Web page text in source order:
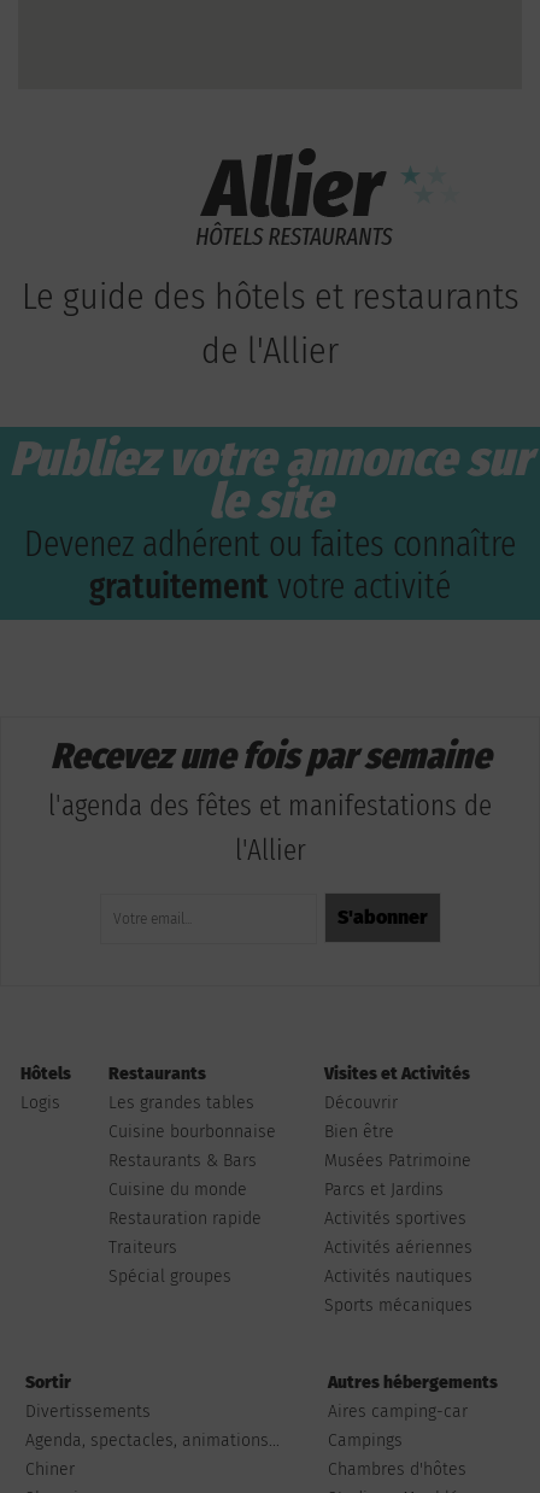
Le guide des hôtels et restaurants
de l'Allier
Publiez votre annonce sur
le site
Devenez adhérent ou faites connaître
gratuitement votre activité
Recevez une fois par semaine
l'agenda des fêtes et manifestations de
l'Allier
Hôtels
Logis
Restaurants
Les grandes tables
Cuisine bourbonnaise
Restaurants & Bars
Cuisine du monde
Restauration rapide
Traiteurs
Spécial groupes
Visites et Activités
Découvrir
Bien être
Musées Patrimoine
Parcs et Jardins
Activités sportives
Activités aériennes
Activités nautiques
Sports mécaniques
Sortir
Divertissements
Agenda, spectacles, animations...
Chiner
Autres hébergements
Aires camping-car
Campings
Chambres d'hôtes